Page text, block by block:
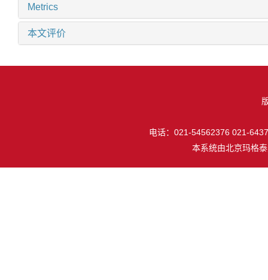
Metrics
本文评价
电话：021-54562376 021-
本系统由北京玛格